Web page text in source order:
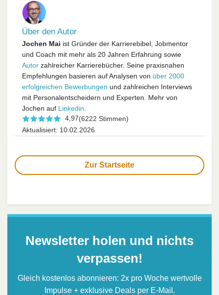
Über den Autor
Jochen Mai ist Gründer der Karrierebibel, Jobmentor
und Coach mit mehr als 20 Jahren Erfahrung sowie
Autor zahlreicher Karrierebücher. Seine praxisnahen
Empfehlungen basieren auf Analysen von über 2000
erfolgreichen Bewerbungen und zahlreichen Interviews
mit Personalentscheidern und Experten. Mehr von
Jochen auf Linkedin
4,97(6222 Stimmen)
Aktualisiert: 10.02.2026
Zur Startseite
Newsletter holen und nichts
verpassen!
Gleich kostenlos abonnieren: 2x pro Woche wertvolle
Impulse + exklusive Deals per E-Mail.